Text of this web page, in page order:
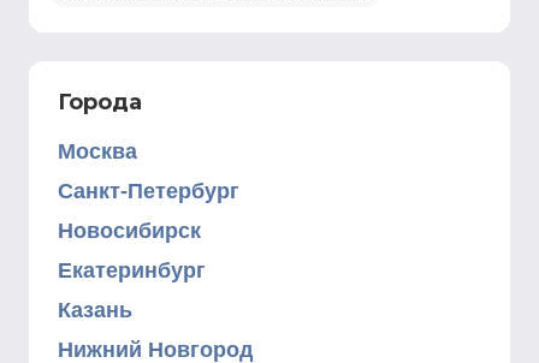
Города
Москва
Санкт-Петербург
Новосибирск
Екатеринбург
Казань
Нижний Новгород